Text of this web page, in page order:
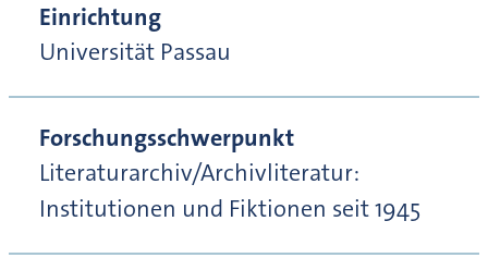
Einrichtung
Universität Passau
Forschungsschwerpunkt
Literaturarchiv/Archivliteratur:
Institutionen und Fiktionen seit 1945